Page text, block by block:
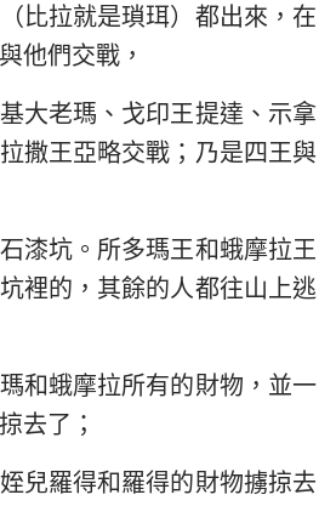
比拉就是瑣珥）都出來，在
他們交戰，
大老瑪、戈印王提達、示拿
撒王亞略交戰；乃是四王與
漆坑。所多瑪王和蛾摩拉王
裡的，其餘的人都往山上逃
和蛾摩拉所有的財物，並一
去了；
兒羅得和羅得的財物擄掠去